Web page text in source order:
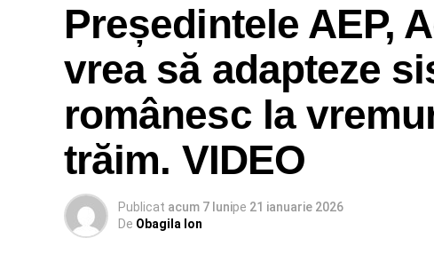
Președintele AEP,
vrea să adapteze
românesc la
trăim. VIDEO
Publicat acum 7 lunipe 21 ianuarie 2026
De Obagila Ion